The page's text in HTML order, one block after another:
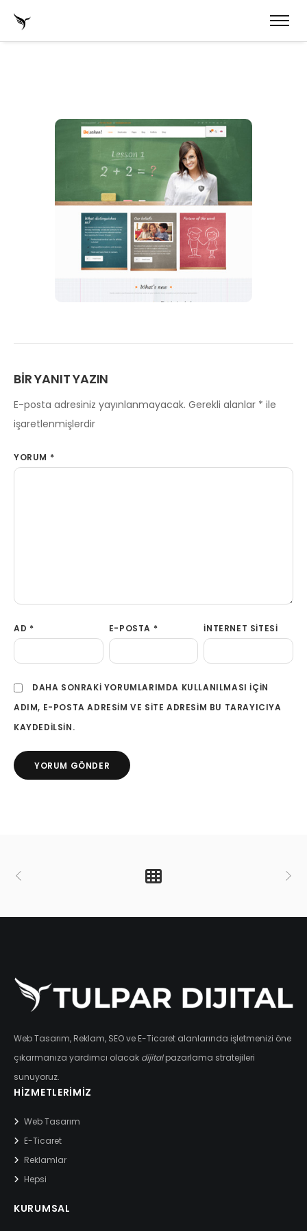
BIR YANIT YAZIN
E-posta adresiniz yayınlanmayacak. Gerekli alanlar * ile
işaretlenmişlerdir
YORUM *
AD * E-POSTA * İNTERNET SITESI
DAHA SONRAKI YORUMLARIMDA KULLANILMASI IÇIN
ADIM, E-POSTA ADRESIM VE SITE ADRESIM BU TARAYICIYA
KAYDEDILSIN.
Web Tasarım, Reklam, SEO ve E-Ticaret alanlarında işletmenizi öne
çıkarmanıza yardımcı olacak dijitalpazarlama stratejileri
sunuyoruz.
HIZMETLERIMIZ
Web Tasarım
E-Ticaret
Reklamlar
Hepsi
KURUMSAL